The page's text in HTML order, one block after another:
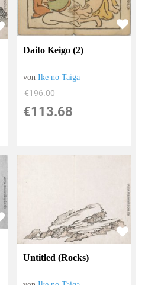
Daito Keigo (2)
vonIke no Taiga
€196.00
€113.68
Untitled (Rocks)